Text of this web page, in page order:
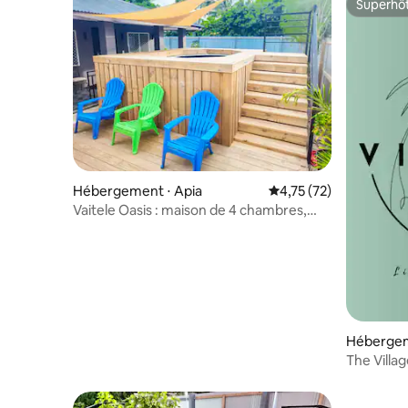
Hébergement ⋅ Apia Évaluation moyenne
4,75 (72)
Vaitele Oasis : maison de 4 chambres,
The